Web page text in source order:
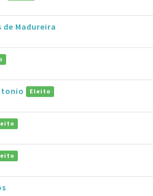
de Madureira
Eleito